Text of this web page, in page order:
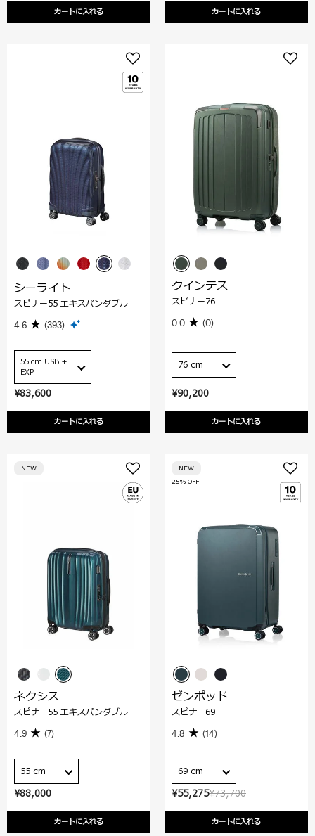
カートに入れる カートに入れる
¥83,600
カートに入れる
シーライト
スピナー55 エキスパンダブル
4.6 (393)
55 cm USB +
EXP
¥90,200
カートに入れる
クインテス
スピナー76
0.0 (0)
76 cm
¥88,000
カートに入れる
NEW
ネクシス
スピナー55 エキスパンダブル
4.9 (7)
55 cm
¥73,700
¥55,275
カートに入れる
25% OFF
NEW
ゼンポッド
スピナー69
4.8 (14)
69 cm